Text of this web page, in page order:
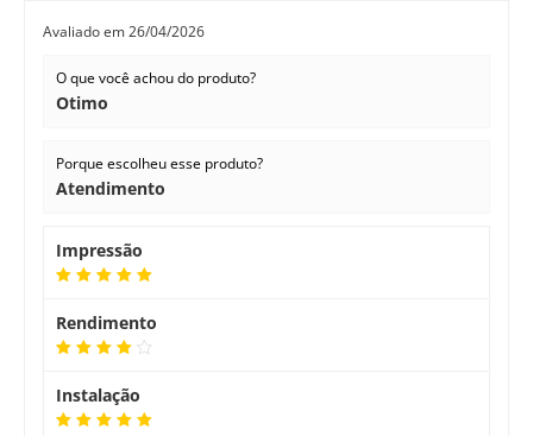
Avaliado em26/04/2026
O que você achou do produto?
Otimo
Porque escolheu esse produto?
Atendimento
Impressão
Rendimento
Instalação